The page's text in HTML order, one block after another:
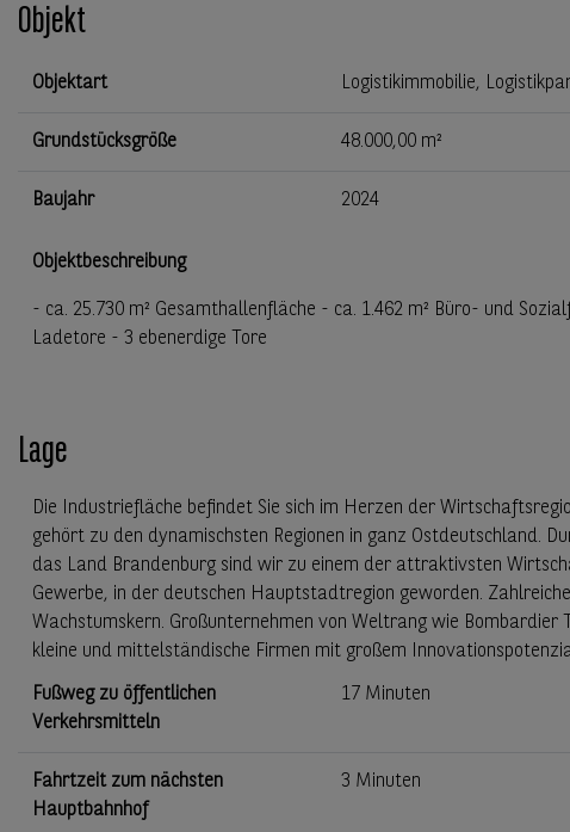
Objekt
Objektart Logistikimmobilie,
Grundstücksgröße 48.000,00 m²
Baujahr 2024
Objektbeschreibung
- ca. 25.730 m² Gesamthallenfläche - ca. 1.462 m² Büro- und
Ladetore - 3 ebenerdige Tore
Lage
Die Industriefläche befindet Sie sich im Herzen der
gehört zu den dynamischsten Regionen in ganz Ostdeutschland.
das Land Brandenburg sind wir zu einem der attraktivsten
Gewerbe, in der deutschen Hauptstadtregion geworden.
Wachstumskern. Großunternehmen von Weltrang wie
kleine und mittelständische Firmen mit großem
Fußweg zu öffentlichen
Verkehrsmitteln
17 Minuten
Fahrtzeit zum nächsten
Hauptbahnhof
3 Minuten